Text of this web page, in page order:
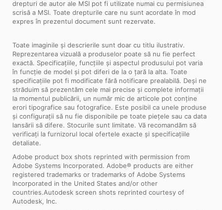
drepturi de autor ale MSI pot fi utilizate numai cu permisiunea
scrisă a MSI. Toate drepturile care nu sunt acordate în mod
expres în prezentul document sunt rezervate.
Toate imaginile și descrierile sunt doar cu titlu ilustrativ.
Reprezentarea vizuală a produselor poate să nu fie perfect
exactă. Specificațiile, funcțiile și aspectul produsului pot varia
în funcție de model și pot diferi de la o țară la alta. Toate
specificațiile pot fi modificate fără notificare prealabilă. Deși ne
străduim să prezentăm cele mai precise și complete informații
la momentul publicării, un număr mic de articole pot conține
erori tipografice sau fotografice. Este posibil ca unele produse
și configurații să nu fie disponibile pe toate piețele sau ca data
lansării să difere. Stocurile sunt limitate. Vă recomandăm să
verificați la furnizorul local ofertele exacte și specificațiile
detaliate.
Adobe product box shots reprinted with permission from
Adobe Systems Incorporated. Adobe® products are either
registered trademarks or trademarks of Adobe Systems
Incorporated in the United States and/or other
countries.Autodesk screen shots reprinted courtesy of
Autodesk, Inc.